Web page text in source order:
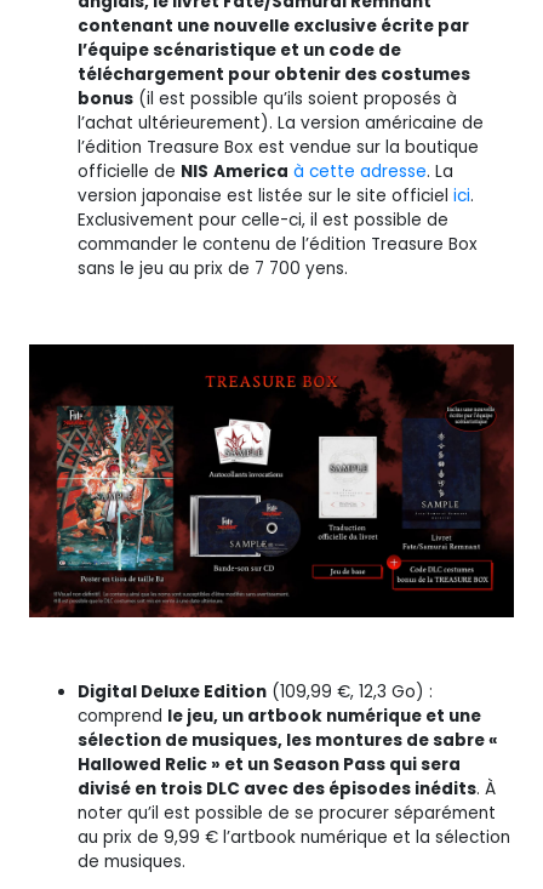
contenant une nouvelle exclusive écrite par
l’équipe scénaristique et un code de
téléchargement pour obtenir des costumes
bonus (il est possible qu’ils soient proposés à
l’achat ultérieurement). La version américaine de
l’édition Treasure Box est vendue sur la boutique
officielle de NIS America à cette adresse. La
version japonaise est listée sur le site officiel ici.
Exclusivement pour celle-ci, il est possible de
commander le contenu de l’édition Treasure Box
sans le jeu au prix de 7 700 yens.
Digital Deluxe Edition (109,99 €, 12,3 Go) :
comprend le jeu, un artbook numérique et une
sélection de musiques, les montures de sabre «
Hallowed Relic » et un Season Pass qui sera
divisé en trois DLC avec des épisodes inédits. À
noter qu’il est possible de se procurer séparément
au prix de 9,99 € l’artbook numérique et la sélection
de musiques.